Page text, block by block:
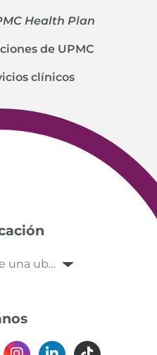
Health Plan
de UPMC
clínicos